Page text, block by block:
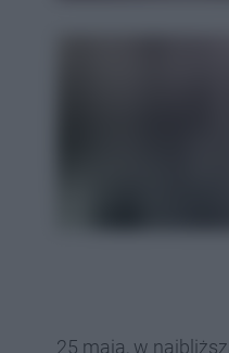
25 maja, w